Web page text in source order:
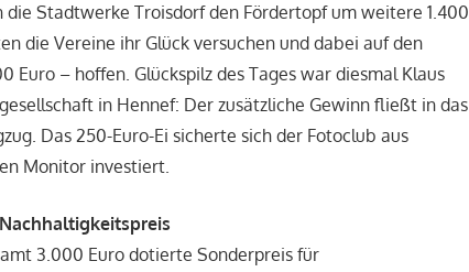
Stadtwerke Troisdorf den Fördertopf um weitere 1.400
die Vereine ihr Glück versuchen und dabei auf den
Euro – hoffen. Glückspilz des Tages war diesmal Klaus
in Hennef: Der zusätzliche Gewinn fließt in das
Das 250-Euro-Ei sicherte sich der Fotoclub aus
Monitor investiert.
3.000 Euro dotierte Sonderpreis für